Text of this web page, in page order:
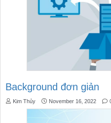
Background đơn giản
Kim Thủy November 16, 2022